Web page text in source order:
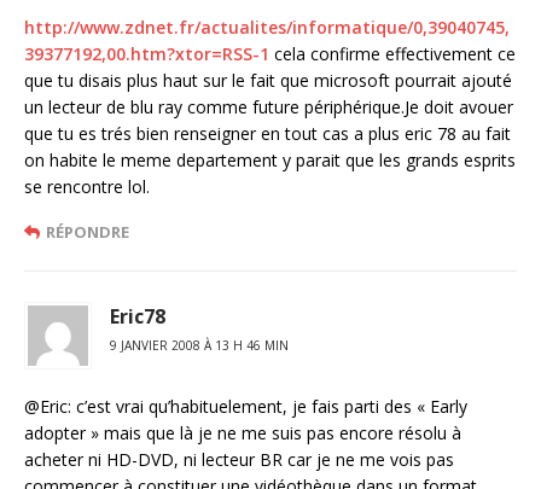
http://www.zdnet.fr/actualites/informatique/0,39040745,
39377192,00.htm?xtor=RSS-1 cela confirme effectivement ce
que tu disais plus haut sur le fait que microsoft pourrait ajouté
un lecteur de blu ray comme future périphérique.Je doit avouer
que tu es trés bien renseigner en tout cas a plus eric 78 au fait
on habite le meme departement y parait que les grands esprits
se rencontre lol.
RÉPONDRE
Eric78
9 JANVIER 2008 À 13 H 46 MIN
@Eric: c’est vrai qu’habituelement, je fais parti des « Early
adopter » mais que là je ne me suis pas encore résolu à
acheter ni HD-DVD, ni lecteur BR car je ne me vois pas